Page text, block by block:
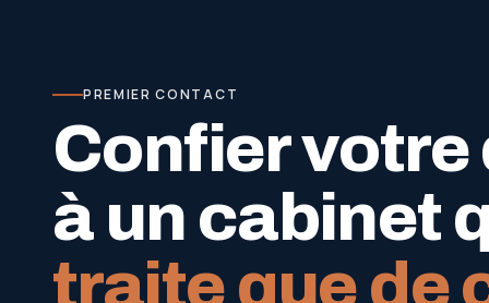
PREMIER CONTACT
Confier votre
à un cabinet
traite que de